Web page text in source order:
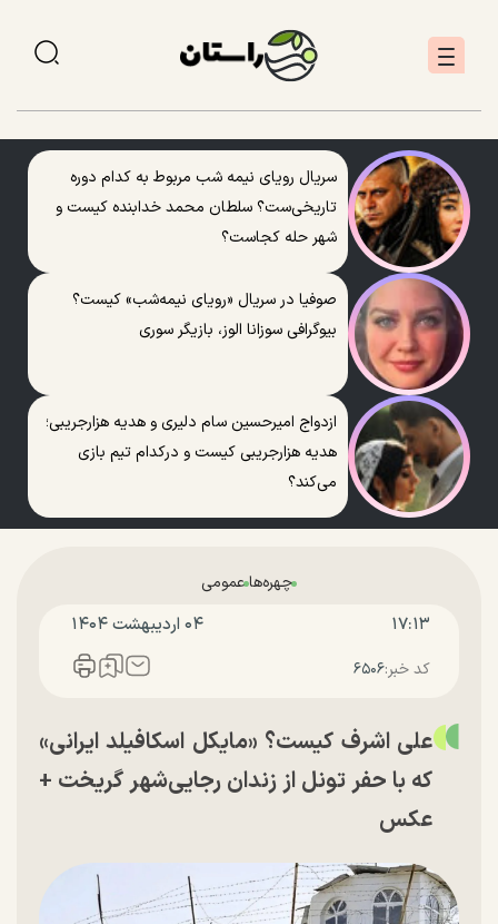
سریال رویای نیمه شب مربوط به کدام دوره
تاریخی‌ست؟ سلطان محمد خدابنده کیست و
شهر حله کجاست؟
صوفیا در سریال «رویای نیمه‌شب» کیست؟
بیوگرافی سوزانا الوز، بازیگر سوری
ازدواج امیرحسین سام دلیری و هدیه هزارجریبی؛
هدیه هزارجریبی کیست و درکدام تیم بازی
می‌کند؟
چهره‌هاعمومی
۱۷:۱۳ ۰۴ ارديبهشت ۱۴۰۴
کد خبر:۶۵۰۶
علی اشرف کیست؟ «مایکل اسکافیلد ایرانی»
که با حفر تونل از زندان رجایی‌شهر گریخت +
عکس